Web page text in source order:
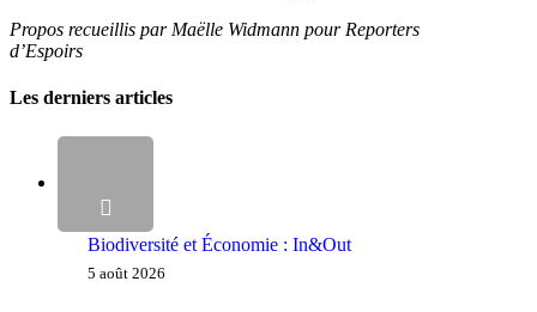
Propos recueillis par Maëlle Widmann pour Reporters
d’Espoirs
Les derniers articles
Biodiversité et Économie : In&Out
5 août 2026